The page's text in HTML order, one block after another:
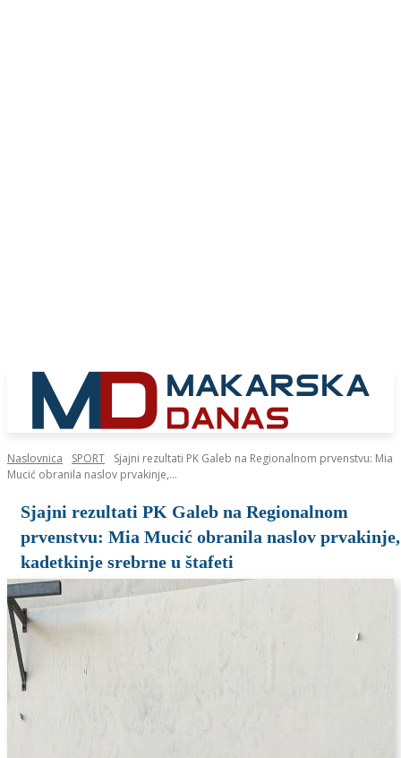
Naslovnica SPORT
Sjajni rezultati PK Galeb na Regionalnom prvenstvu: Mia
Mucić obranila naslov prvakinje,...
Sjajni rezultati PK Galeb na Regionalnom
prvenstvu: Mia Mucić obranila naslov prvakinje,
kadetkinje srebrne u štafeti